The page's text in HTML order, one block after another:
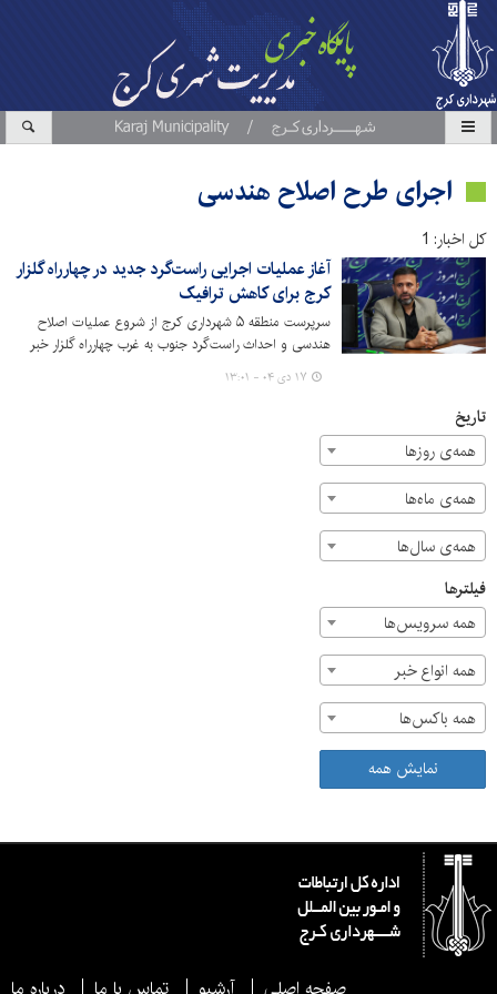
اجرای طرح اصلاح هندسی
کل اخبار: 1
آغاز عملیات اجرایی راست‌گرد جدید در چهارراه گلزار
کرج برای کاهش ترافیک
سرپرست منطقه ۵ شهرداری کرج از شروع عملیات اصلاح
هندسی و احداث راست‌گرد جنوب به غرب چهارراه گلزار خبر
داد که با هدف کاهش بار ترافیکی و افزایش ایمنی در این
محدوده اجرایی می‌شود.
۱۷ دی ۰۴ - ۱۳:۰۱
تاریخ
همه‌ی روزها
همه‌ی ماه‌ها
همه‌ی سال‌ها
فیلترها
همه سرویس‌ها
همه انواع خبر
همه باکس‌ها
نمایش همه